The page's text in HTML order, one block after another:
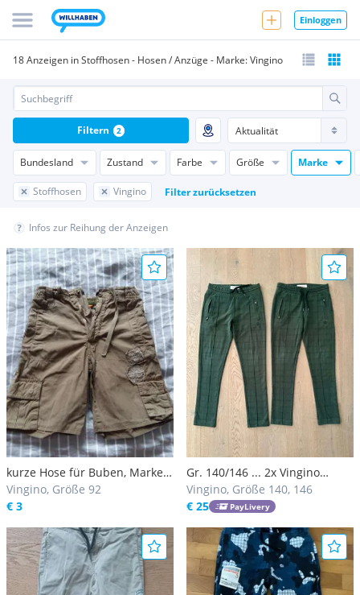
Einloggen
18 Anzeigen in Stoffhosen - Hosen / Anzüge - Marke: Vingino
Bundesland Zustand Farbe Größe Marke
Stoffhosen Vingino Filter zurücksetzen
Filtern 2
Infos zur Reihung der Anzeigen
kurze Hose für Buben, Marke
Timberland
Vingino, Größe 92
€ 3
Gr. 140/146 ... 2x Vingino
Jogginghose Jungen -
schwarzgrün kariert, sportlich
Vingino, Größe 140, 146
€ 25
PayLivery